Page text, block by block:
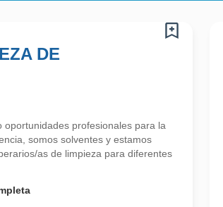
DE
oportunidades profesionales para la
somos solventes y estamos
as de limpieza para diferentes